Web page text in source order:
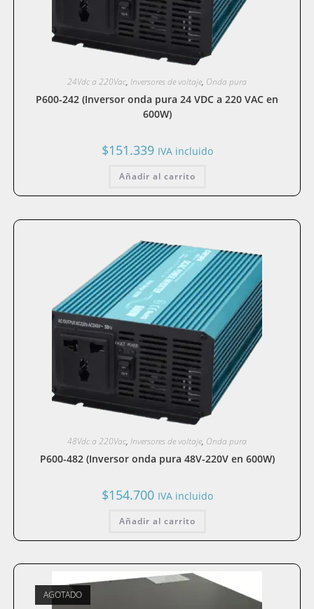
24Vdc a 220Vac, Inversores de voltaje, Onda pura
P600-242 (Inversor onda pura 24 VDC a 220 VAC en
600W)
$151.339 IVA incluido
Añadir al carrito
48Vdc a 220Vac, Inversores de voltaje, Onda pura
P600-482 (Inversor onda pura 48V-220V en 600W)
$154.700 IVA incluido
Añadir al carrito
AGOTADO